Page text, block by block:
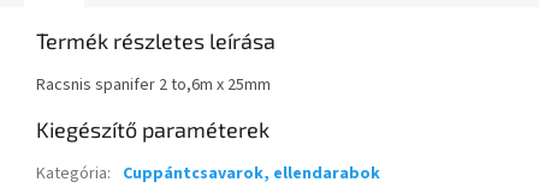
Termék részletes leírása
Racsnis spanifer 2 to,6m x 25mm
Kiegészítő paraméterek
Kategória: Cuppántcsavarok, ellendarabok